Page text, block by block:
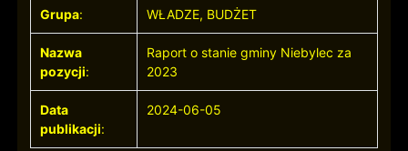
Grupa: WŁADZE, BUDŻET
Nazwa
pozycji:
Raport o stanie gminy Niebylec za
2023
Data
publikacji:
2024-06-05